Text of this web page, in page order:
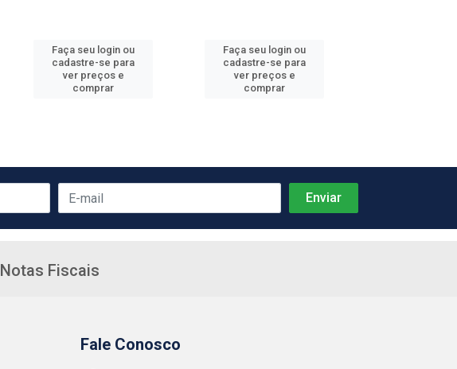
Faça seu login ou
cadastre-se para
ver preços e
comprar
Faça seu login ou
cadastre-se para
ver preços e
comprar
Notas Fiscais
Fale Conosco